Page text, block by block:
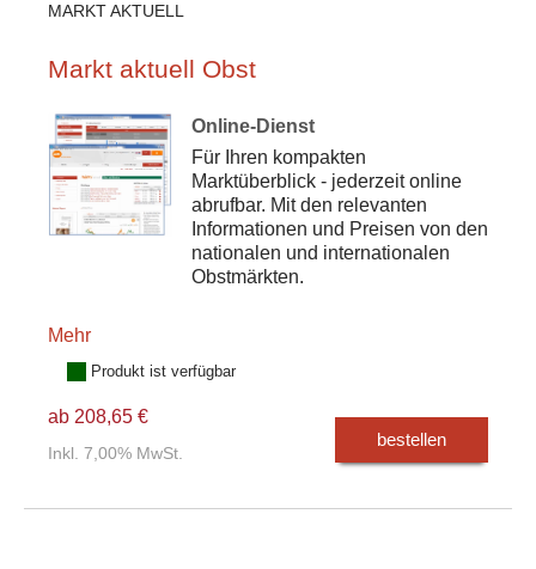
MARKT AKTUELL
Markt aktuell Obst
Online-Dienst
Für Ihren kompakten
Marktüberblick - jederzeit online
abrufbar. Mit den relevanten
Informationen und Preisen von den
nationalen und internationalen
Obstmärkten.
Mehr
Produkt ist verfügbar
ab 208,65 €
Inkl. 7,00% MwSt.
bestellen